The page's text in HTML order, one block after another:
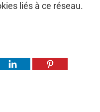
liés à ce réseau.